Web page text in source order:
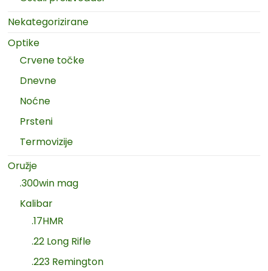
Nekategorizirane
Optike
Crvene točke
Dnevne
Noćne
Prsteni
Termovizije
Oružje
.300win mag
Kalibar
.17HMR
.22 Long Rifle
.223 Remington